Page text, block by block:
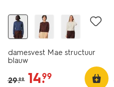
damesvest Mae structuur
blauw
29.99 14.
99